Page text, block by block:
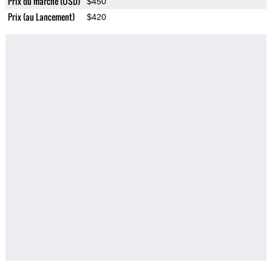
Prix (au Lancement) $420